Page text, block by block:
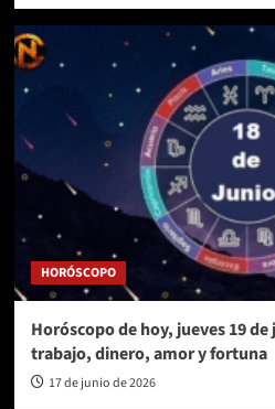
HORÓSCOPO
Horóscopo de hoy, jueves 19
trabajo, dinero, amor y fortuna
17 de junio de 2026